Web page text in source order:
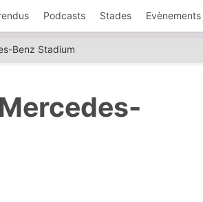
Podcasts Stades Evènements
Benz Stadium